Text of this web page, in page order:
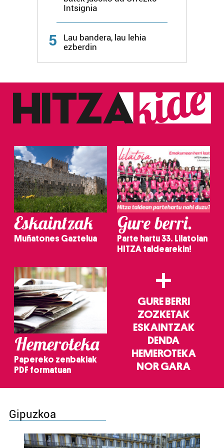
Intsignia
5
Lau bandera, lau lehia
ezberdin
Eskaintzak
Muñatones Gaztelua
Gure berri.
Parte hartu 33. Lilatoian
HITZA taldearekin!
Hemeroteka
Papereko zenbakiak
PDF formatuan
+
GURE BERRI
ZOZKETAK
ESKAINTZAK
DENDA
HEMEROTEKA
NOR GARA
Gipuzkoa